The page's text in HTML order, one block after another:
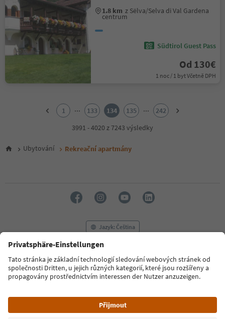
1.8 km z Sëlva/Selva di Val Gardena
centrum
Südtirol Guest Pass
Od 130€
1 noc / 1 byt Včetně DPH
6
16
17
18
19
21
1 ... 133 134 135 ...
242
3991 - 4020 z 7243 výsledky
Ubytování Rekreační apartmány
Jazyk: Čeština
FAQ Kontaktujte nás Tisk
MICE
Zásady ochrany osobních údajů
Podmínky a ujednání
Tiráž
Prohlášení o přístupnosti